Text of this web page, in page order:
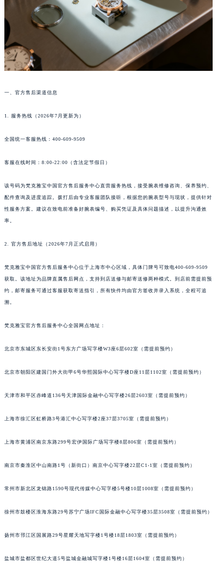
一、官方售后渠道信息
1. 服务热线（2026年7月更新为）
全国统一客服热线：400-609-9509
客服在线时间：8:00-22:00（含法定节假日）
该号码为梵克雅宝中国官方售后服务中心直营服务热线，接受腕表维修咨询、保养预约、
配件查询及进度追踪。拨打后由专业客服团队接听，根据您的腕表型号与现状，提供针对
性服务方案。建议在致电前准备好腕表编号、购买凭证及具体问题描述，以提升沟通效
率。
2. 官方售后地址（2026年7月正式启用）
梵克雅宝中国官方售后服务中心位于上海市中心区域，具体门牌号可致电400-609-9509
获取。该地址为品牌直属售后网点，支持到店送修与邮寄送修两种模式。到店前需提前预
约，邮寄服务可通过客服获取寄送指引，所有快件均由官方签收并录入系统，全程可追
溯。
梵克雅宝官方售后服务中心全国网点地址：
北京市东城区东长安街1号东方广场写字楼W3座6层602室（需提前预约）
北京市朝阳区建国门外大街甲6号华熙国际中心写字楼D座11层1102室（需提前预约）
天津市和平区赤峰道136号天津国际金融中心写字楼26层2603室（需提前预约）
上海市徐汇区虹桥路3号港汇中心写字楼2座37层3705室（需提前预约）
上海市黄浦区南京东路299号宏伊国际广场写字楼8层806室（需提前预约）
南京市秦淮区中山南路1号（新街口）南京中心写字楼22层C1-1室（需提前预约）
常州市新北区龙锦路1590号现代传媒中心写字楼5号楼10层1008室（需提前预约）
徐州市鼓楼区淮海东路29号苏宁广场IFC国际金融中心写字楼35层3508室（需提前预约）
扬州市邗江区国展路29号星耀天地写字楼1号楼18层1803室（需提前预约）
盐城市盐都区世纪大道5号盐城金融城写字楼1号楼16层1604室（需提前预约）